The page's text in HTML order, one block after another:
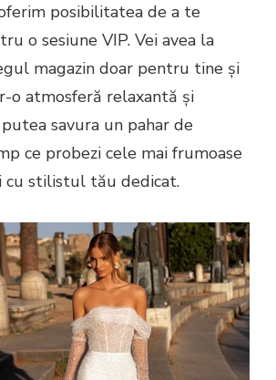
posibilitatea de a te
o sesiune VIP. Vei avea la
magazin doar pentru tine și
o atmosferă relaxantă și
savura un pahar de
ce probezi cele mai frumoase
cu stilistul tău dedicat.